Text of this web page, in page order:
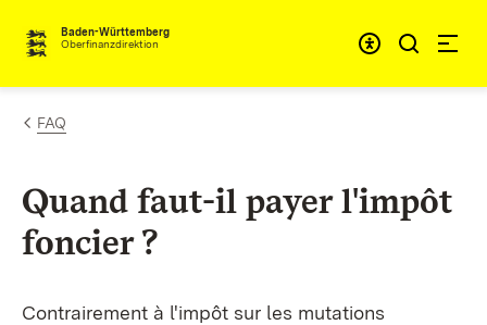
Passer au contenu
Baden-Württemberg
Oberfinanzdirektion
FAQ
Quand faut-il payer l'impôt
foncier ?
Contrairement à l'impôt sur les mutations